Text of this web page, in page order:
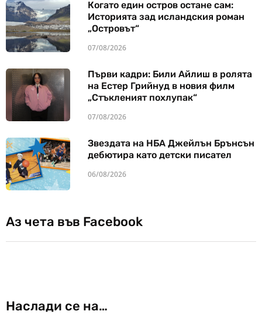
Когато един остров остане сам:
Историята зад исландския роман
„Островът“
07/08/2026
Първи кадри: Били Айлиш в ролята
на Естер Грийнуд в новия филм
„Стъкленият похлупак“
07/08/2026
Звездата на НБА Джейлън Брънсън
дебютира като детски писател
06/08/2026
Аз чета във Facebook
Наслади се на…